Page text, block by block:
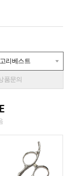
리베스트
품문의